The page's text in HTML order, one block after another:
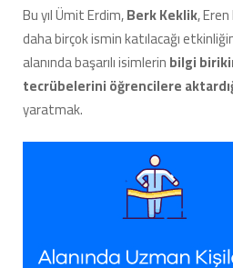
Bu yıl Ümit Erdim,Berk Keklik, Eren
daha birçok ismin katılacağı
alanında başarılı isimlerinbilgi
tecrübelerini öğrencilere
yaratmak.